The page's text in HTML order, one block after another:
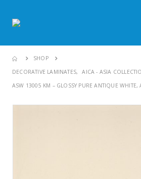
SHOP
DECORATIVE LAMINATES, AICA - ASIA
ASW 13005 KM – GLOSSY PURE ANTIQUE WHITE,